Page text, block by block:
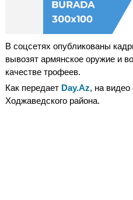
В соцсетях опубликованы
вывозят армянское оружие и
качестве трофеев.
Как передает Day.Az, на видео
Ходжаведского района.